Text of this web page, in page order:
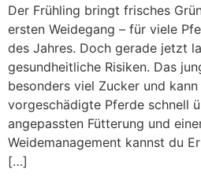
Der Frühling bringt frisches
ersten Weidegang – für viele
des Jahres. Doch gerade jetzt
gesundheitliche Risiken. Das
besonders viel Zucker und
vorgeschädigte Pferde schnell
angepassten Fütterung und
Weidemanagement kannst du
[…]